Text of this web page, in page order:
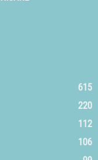
615
220
112
106